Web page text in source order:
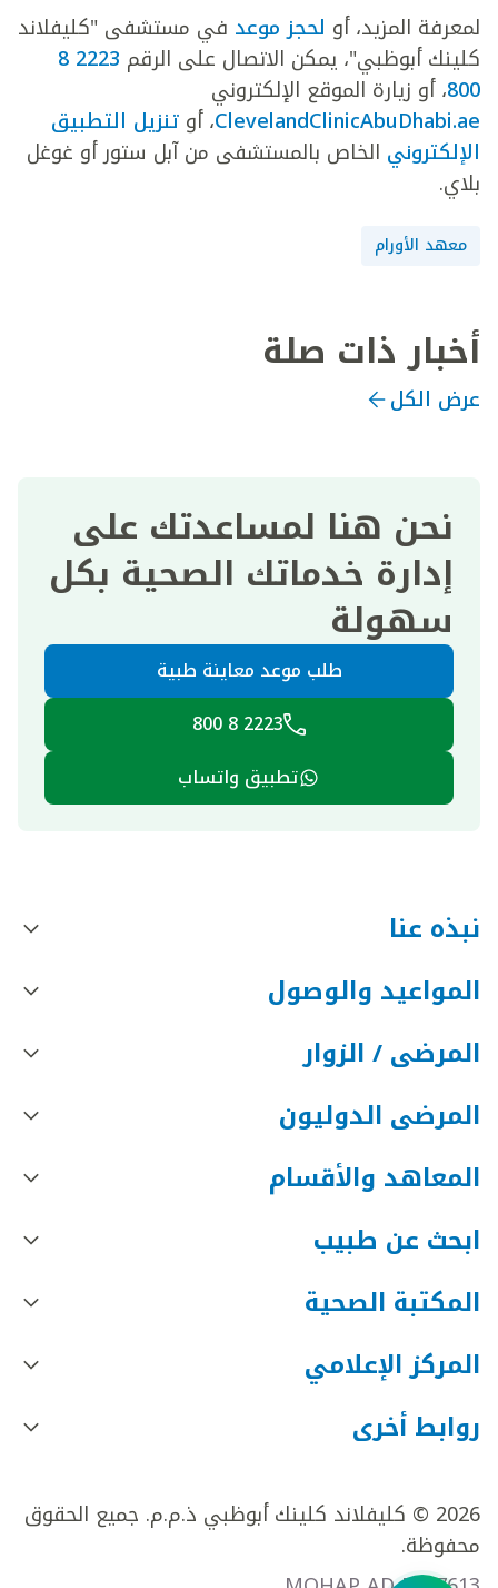
لمعرفة المزيد، أو لحجز موعد في مستشفى "كليفلاند
كلينك أبوظبي"، يمكن الاتصال على الرقم
2223 8
800، أو زيارة الموقع الإلكتروني
ClevelandClinicAbuDhabi.ae، أو تنزيل التطبيق
الإلكتروني الخاص بالمستشفى من آبل ستور أو غوغل
بلاي.
معهد الأورام
أخبار ذات صلة
عرض الكل
نحن هنا لمساعدتك على
إدارة خدماتك الصحية بكل
سهولة
طلب موعد معاينة طبية
2223 8 800
تطبيق واتساب
نبذه عنا
المواعيد والوصول
المرضى / الزوار
المرضى الدوليون
المعاهد والأقسام
ابحث عن طبيب
المكتبة الصحية
المركز الإعلامي
روابط أخرى
2026 © كليفلاند كلينك أبوظبي ذ.م.م. جميع الحقوق
محفوظة.